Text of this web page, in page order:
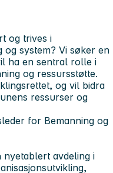
og trives i
system? Vi søker en
ha en sentral rolle i
og ressursstøtte.
og vil bidra
ressurser og
for Bemanning og
nyetablert avdeling i